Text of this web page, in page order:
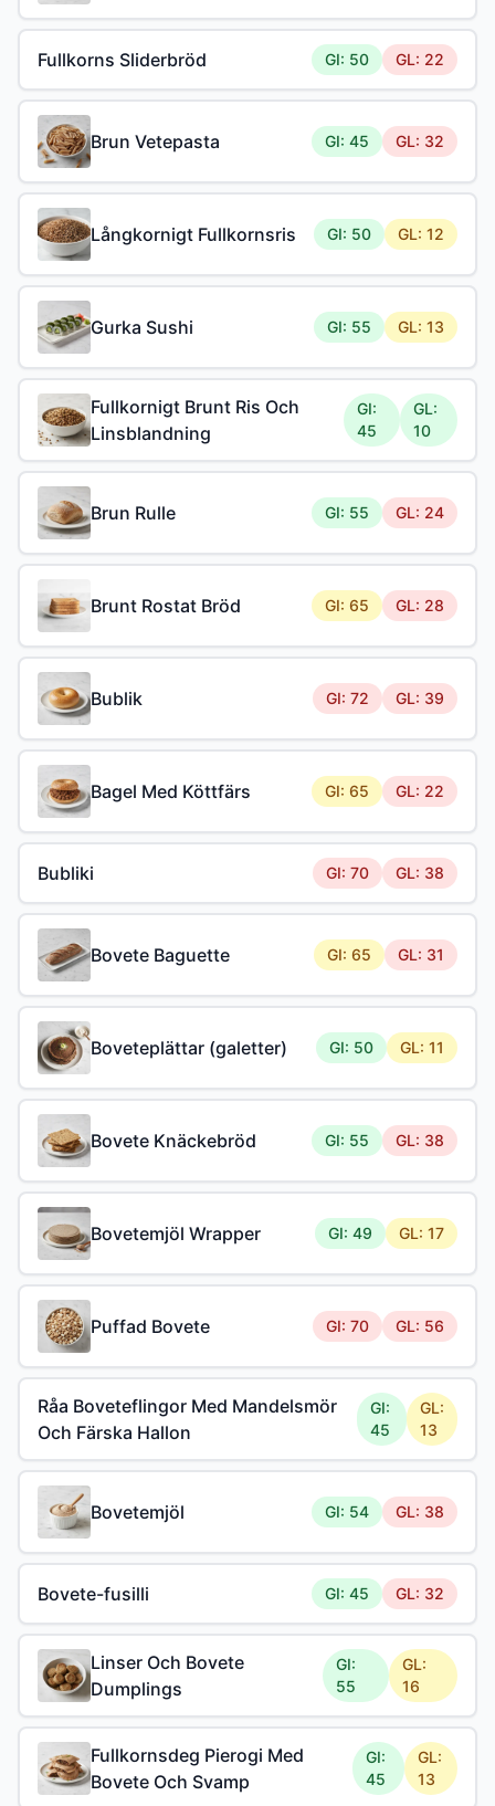
Fullkorns Sliderbröd GI: 50 GL: 22
Brun Vetepasta GI: 45 GL: 32
Långkornigt Fullkornsris GI: 50 GL: 12
Gurka Sushi GI: 55 GL: 13
Fullkornigt Brunt Ris Och
Linsblandning
GI:
45
GL:
10
Brun Rulle GI: 55 GL: 24
Brunt Rostat Bröd GI: 65 GL: 28
Bublik GI: 72 GL: 39
Bagel Med Köttfärs GI: 65 GL: 22
Bubliki GI: 70 GL: 38
Bovete Baguette GI: 65 GL: 31
Boveteplättar (galetter) GI: 50 GL: 11
Bovete Knäckebröd GI: 55 GL: 38
Bovetemjöl Wrapper GI: 49 GL: 17
Puffad Bovete GI: 70 GL: 56
Råa Boveteflingor Med Mandelsmör
Och Färska Hallon
GI:
45
GL:
13
Bovetemjöl GI: 54 GL: 38
Bovete-fusilli GI: 45 GL: 32
Linser Och Bovete
Dumplings
GI:
55
GL:
16
Fullkornsdeg Pierogi Med
Bovete Och Svamp
GI:
45
GL:
13